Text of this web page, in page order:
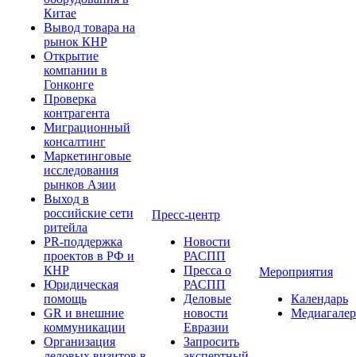
Китае
Вывод товара на
рынок КНР
Открытие
компании в
Гонконге
Проверка
контрагента
Миграционный
консалтинг
Маркетинговые
исследования
рынков Азии
Выход в
российские сети
ритейла
PR-поддержка
проектов в РФ и
КНР
Юридическая
помощь
GR и внешние
коммуникации
Организация
Пресс-центр
Новости
РАСПП
Пресса о
РАСПП
Деловые
новости
Евразии
Запросить
Мероприятия
Календарь